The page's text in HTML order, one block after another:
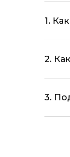
1.
2.
3.